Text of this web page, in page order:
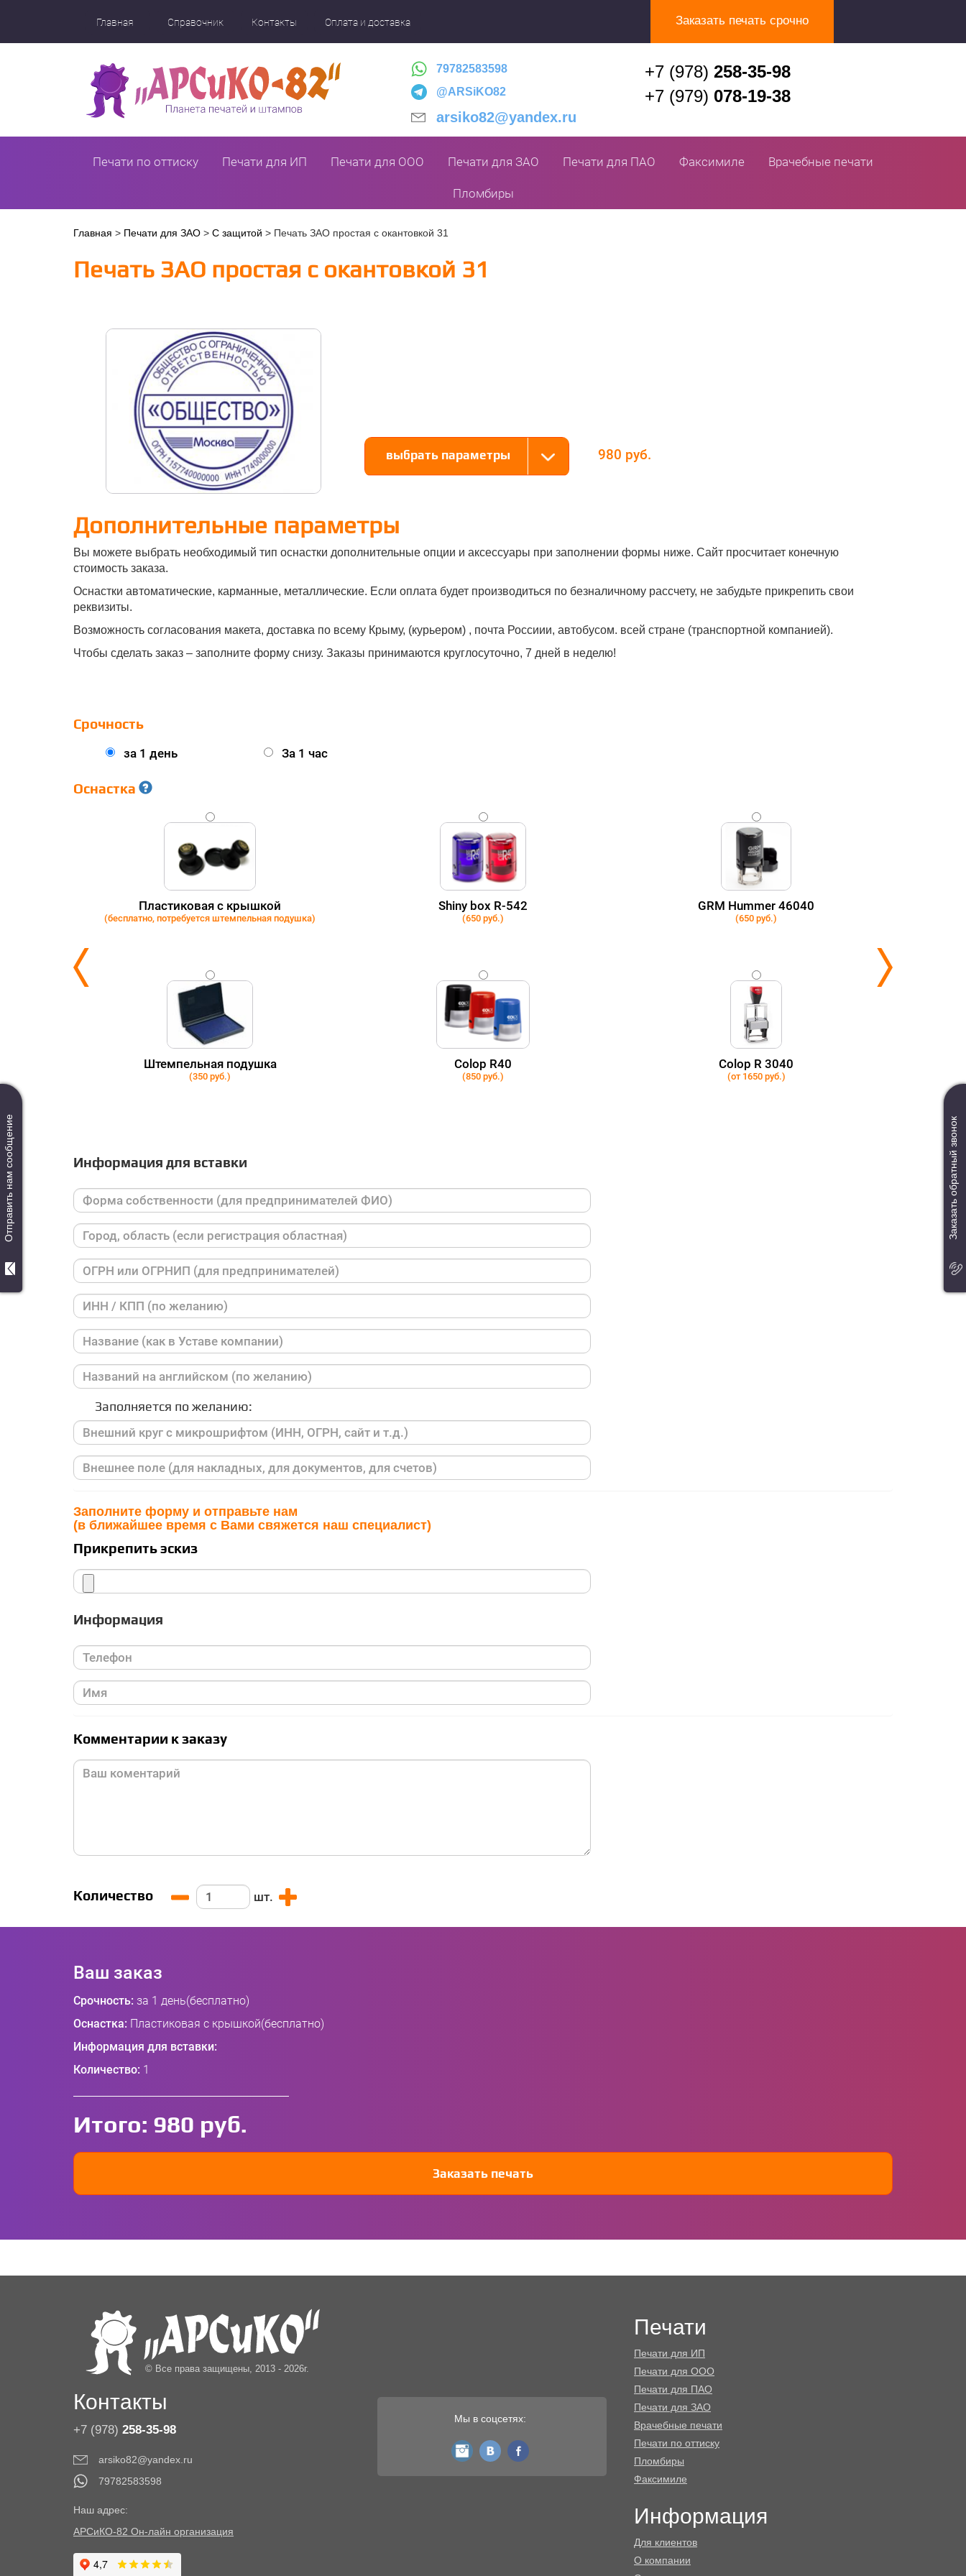
Главная Справочник Контакты Оплата и доставка Заказать печать срочно
79782583598
@ARSiKO82
arsiko82@yandex.ru
+7 (978) 258-35-98
+7 (979) 078-19-38
Печати по оттиску Печати для ИП Печати для ООО Печати для ЗАО Печати для ПАО Факсимиле Врачебные печати
Пломбиры
Вы
здесь
Главная > Печати для ЗАО > С защитой > Печать ЗАО простая с окантовкой 31
Печать ЗАО простая с окантовкой 31
выбрать параметры 980
Дополнительные параметры
Вы можете выбрать необходимый тип оснастки дополнительные опции и аксессуары при заполнении формы ниже. Сайт просчитает конечную
стоимость заказа.
Оснастки автоматические, карманные, металлические. Если оплата будет производиться по безналичному рассчету, не забудьте прикрепить свои
реквизиты.
Возможность согласования макета, доставка по всему Крыму, (курьером) , почта Россиии, автобусом. всей стране (транспортной компанией).
Чтобы сделать заказ – заполните форму снизу. Заказы принимаются круглосуточно, 7 дней в неделю!
Срочность
за 1 день За 1 час
Оснастка
Пластиковая с крышкой
(бесплатно, потребуется штемпельная подушка)
Shiny box R-542
(650 руб.)
GRM Hummer 46040
(650 руб.)
Штемпельная подушка
(350 руб.)
Colop R40
(850 руб.)
Colop R 3040
(от 1650 руб.)
Информация для вставки
Заполняется по желанию:
Заполните форму и отправьте нам
(в ближайшее время с Вами свяжется наш специалист)
Прикрепить эскиз
Информация
Комментарии к заказу
Количество шт.
Ваш заказ
Срочность: за 1 день(бесплатно)
Оснастка: Пластиковая с крышкой(бесплатно)
Информация для вставки:
Количество: 1
Итого: 980
Заказать печать
© Все права защищены, 2013 - 2026г.
Контакты
+7 (978) 258-35-98
arsiko82@yandex.ru
79782583598
Наш адрес:
АРСиКО-82 Он-лайн организация
Мы в соцсетях:
instagram
vk fb
Печати
Печати для ИП
Печати для ООО
Печати для ПАО
Печати для ЗАО
Врачебные печати
Печати по оттиску
Пломбиры
Факсимиле
Информация
Для клиентов
О компании
Отправить нам сообщение Заказать обратный звонок